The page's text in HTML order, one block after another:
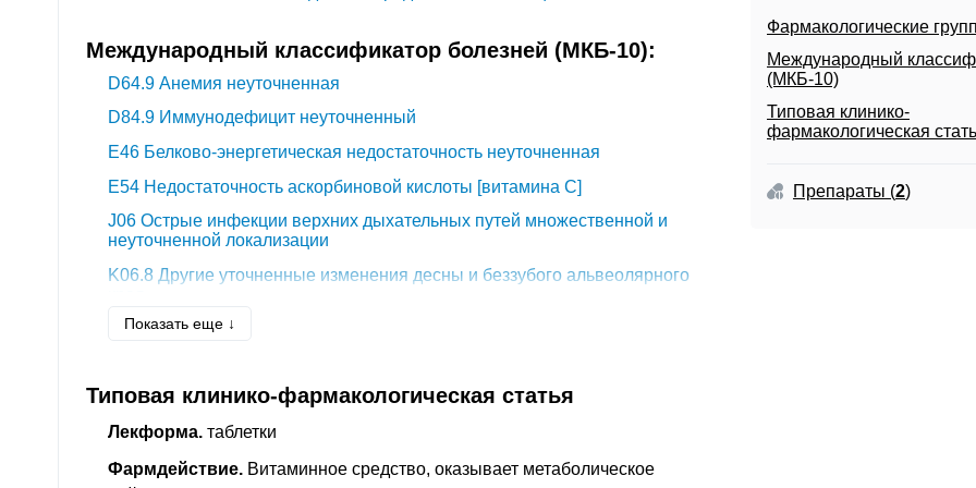
Международный классификатор болезней (МКБ-10):
D64.9 Анемия неуточненная
D84.9 Иммунодефицит неуточненный
E46 Белково-энергетическая недостаточность неуточненная
E54 Недостаточность аскорбиновой кислоты [витамина C]
J06 Острые инфекции верхних дыхательных путей множественной и
неуточненной локализации
K06.8 Другие уточненные изменения десны и беззубого альвеолярного
K76.9Болезнь печени неуточненная
Z00.2Обследование в период быстрого роста в детстве
Z73.0Переутомление
Показать еще ↓
Типовая клинико-фармакологическая статья
Лекформа. таблетки
Фармдействие. Витаминное средство, оказывает метаболическое
Фармакологические
Международный
(МКБ-10)
Типовая клинико-
фармакологическая
Препараты (2)